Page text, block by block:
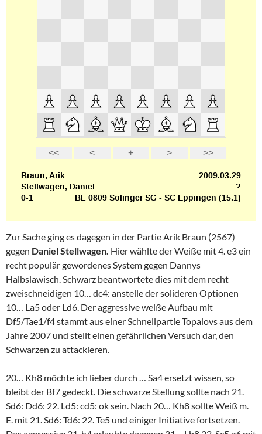
Zur Sache ging es dagegen in der Partie Arik Braun (2567)
gegen Daniel Stellwagen. Hier wählte der Weiße mit 4. e3 ein
recht populär gewordenes System gegen Dannys
Halbslawisch. Schwarz beantwortete dies mit dem recht
zweischneidigen 10… dc4: anstelle der solideren Optionen
10… La5 oder Ld6. Der aggressive weiße Aufbau mit
Df5/Tae1/f4 stammt aus einer Schnellpartie Topalovs aus dem
Jahre 2007 und stellt einen gefährlichen Versuch dar, den
Schwarzen zu attackieren.
20… Kh8 möchte ich lieber durch … Sa4 ersetzt wissen, so
bleibt der Bf7 gedeckt. Die schwarze Stellung sollte nach 21.
Sd6: Dd6: 22. Ld5: cd5: ok sein. Nach 20… Kh8 sollte Weiß m.
E. mit 21. Sd6: Td6: 22. Te5 und einiger Initiative fortsetzen.